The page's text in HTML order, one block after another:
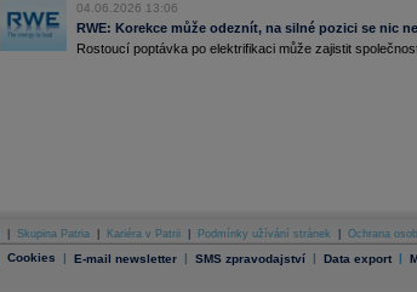
04.06.2026 13:06
RWE: Korekce může odeznít, na silné pozici se nic
Rostoucí poptávka po elektrifikaci může zajistit
Skupina Patria Kariéra v Patrii Podmínky užívání stránek Ochrana
Cookies | E-mail newsletter | SMS zpravodajství | Data export |